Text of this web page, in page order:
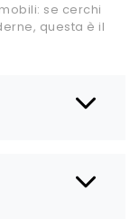
se cerchi
questa è il